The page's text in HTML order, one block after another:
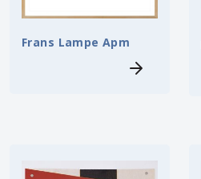
Frans Lampe Apm